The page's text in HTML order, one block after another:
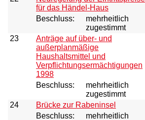
für das Händel-Haus
Beschluss:
mehrheitlich
zugestimmt
23
Anträge auf über- und
außerplanmäßige
Haushaltsmittel und
Verpflichtungsermächtigungen
1998
Beschluss:
mehrheitlich
zugestimmt
24
Brücke zur Rabeninsel
Beschluss:
mehrheitlich